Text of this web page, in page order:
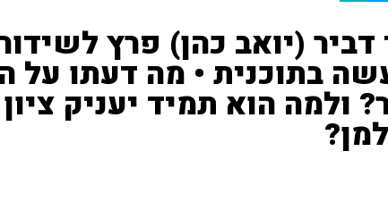
דביר (יואב כהן) פרץ
בתוכנית • מה דעתו על
ולמה הוא תמיד יעניק